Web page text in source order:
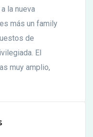
la nueva
más un family
de
El
muy amplio,